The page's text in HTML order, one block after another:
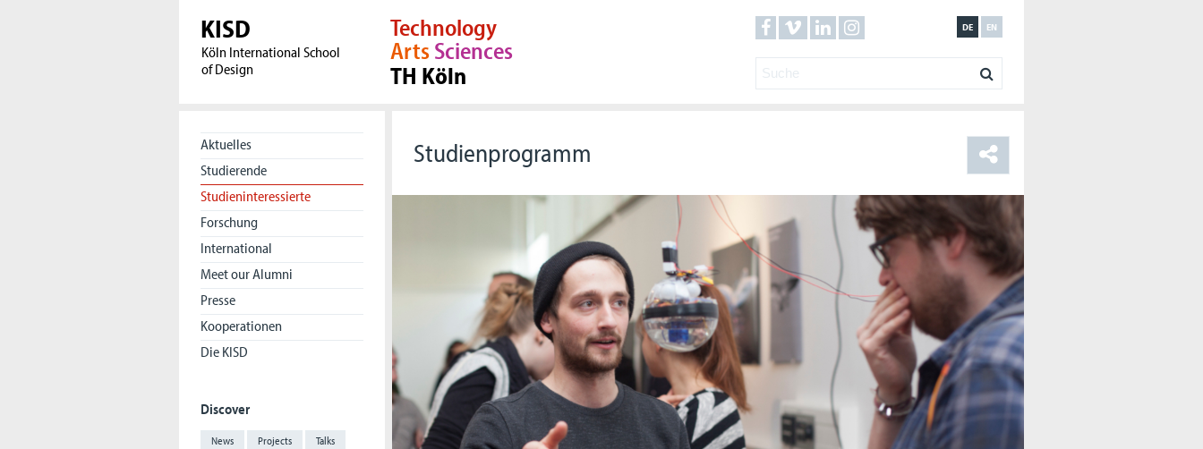
KISD
Köln International School
of Design
EN
DE
Technology
ArtsSciences
TH Köln
Aktuelles
Studierende
Studieninteressierte
Forschung
International
Meet our Alumni
Presse
Kooperationen
Die KISD
Discover
News Projects
Talks
Studienprogramm